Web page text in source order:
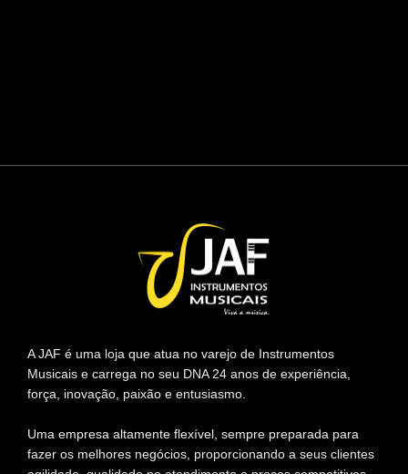
A JAF é uma loja que atua no varejo de Instrumentos
Musicais e carrega no seu DNA 24 anos de experiência,
força, inovação, paixão e entusiasmo.
Uma empresa altamente flexível, sempre preparada para
fazer os melhores negócios, proporcionando a seus clientes